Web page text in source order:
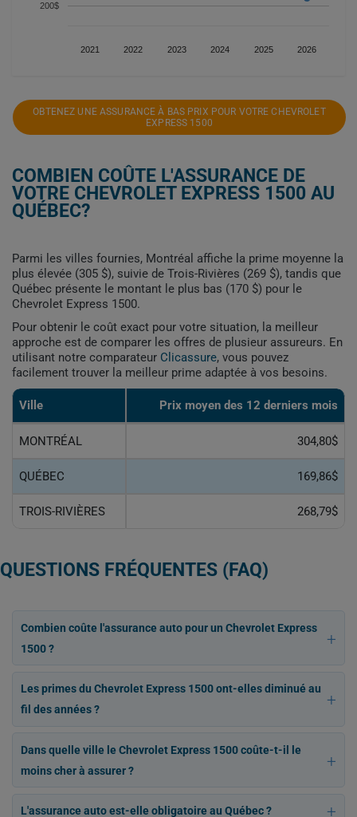
2021 2022 2023 2024 2025 2026
200$
OBTENEZ UNE ASSURANCE À BAS PRIX POUR VOTRE CHEVROLET
EXPRESS 1500
COMBIEN COÛTE L'ASSURANCE DE
VOTRE CHEVROLET EXPRESS 1500 AU
QUÉBEC?
Parmi les villes fournies, Montréal affiche la prime moyenne la
plus élevée (305 $), suivie de Trois-Rivières (269 $), tandis que
Québec présente le montant le plus bas (170 $) pour le
Chevrolet Express 1500.
Pour obtenir le coût exact pour votre situation, la meilleur
approche est de comparer les offres de plusieur assureurs. En
utilisant notre comparateur Clicassure, vous pouvez
facilement trouver la meilleur prime adaptée à vos besoins.
Ville Prix ​​moyen des 12 derniers mois
MONTRÉAL 304,80$
QUÉBEC 169,86$
TROIS-RIVIÈRES 268,79$
QUESTIONS FRÉQUENTES (FAQ)
Combien coûte l'assurance auto pour un Chevrolet Express
1500 ?
Les primes du Chevrolet Express 1500 ont-elles diminué au
fil des années ?
Dans quelle ville le Chevrolet Express 1500 coûte-t-il le
moins cher à assurer ?
L'assurance auto est-elle obligatoire au Québec ?